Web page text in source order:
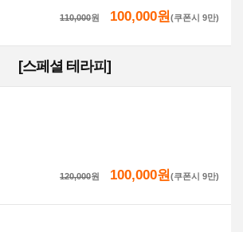
110,000원 100,000원 (쿠폰시 9만)
[스페셜 테라피]
120,000원 100,000원 (쿠폰시 9만)